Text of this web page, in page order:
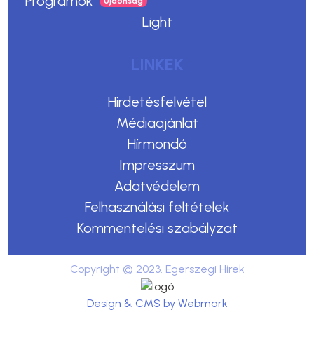
Light
LINKEK
Hirdetésfelvétel
Médiaajánlat
Hírmondó
Impresszum
Adatvédelem
Felhasználási feltételek
Kommentelési szabályzat
Copyright © 2023. Egerszegi Hírek
Design & CMS by Webmark